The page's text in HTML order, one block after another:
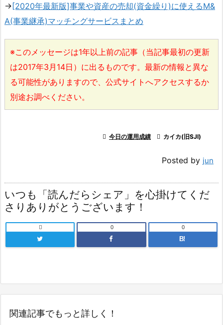
→[2020年最新版]事業や資産の売却(資金繰り)に使えるM&
A(事業継承)マッチングサービスまとめ
※このメッセージは1年以上前の記事（当記事最初の更新
は2017年3月14日）に出るものです。最新の情報と異な
る可能性がありますので、公式サイトへアクセスするか
別途お調べください。
 今日の運用成績  カイカ(旧SJI)
Posted by jun
いつも「読んだらシェア」を心掛けてくだ
さりありがとうございます！
 0
B!
0
関連記事でもっと詳しく！